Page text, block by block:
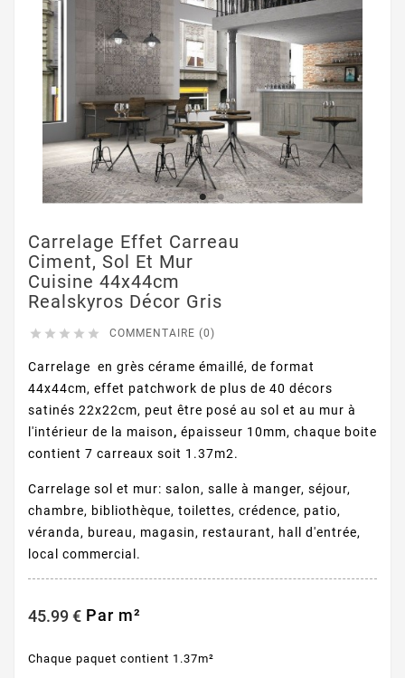
Carrelage Effet Carreau
Ciment, Sol Et Mur
Cuisine 44x44cm
Realskyros Décor Gris
     COMMENTAIRE (0)
Carrelage en grès cérame émaillé, de format
44x44cm, effet patchwork de plus de 40 décors
satinés 22x22cm, peut être posé au sol et au mur à
l'intérieur de la maison, épaisseur 10mm, chaque boite
contient 7 carreaux soit 1.37m2.
Carrelage sol et mur: salon, salle à manger, séjour,
chambre, bibliothèque, toilettes, crédence, patio,
véranda, bureau, magasin, restaurant, hall d'entrée,
local commercial.
45.99 € Par m²
Chaque paquet contient 1.37m²